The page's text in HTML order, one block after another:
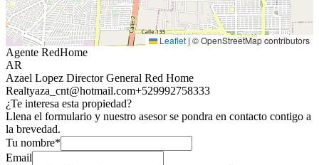
Leaflet | © OpenStreetMap contributors
Agente RedHome
AR
Azael Lopez Director General Red Home
Realtyaza_cnt@hotmail.com+529992758333
¿Te interesa esta propiedad?
Llena el formulario y nuestro asesor se pondra en contacto contigo a
la brevedad.
Tu nombre*
Email